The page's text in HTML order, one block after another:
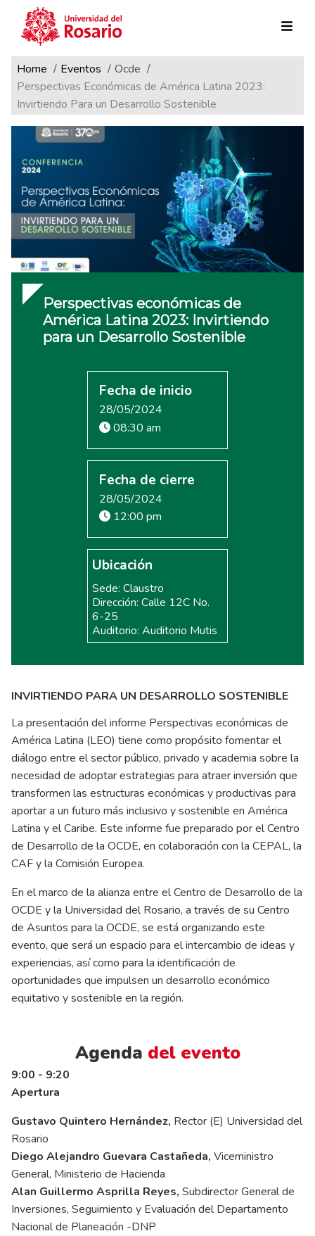
Pasar al contenido principal
Ruta de navegación
Home Eventos
Ocde
Perspectivas Económicas de América Latina 2023:
Invirtiendo Para un Desarrollo Sostenible
Perspectivas económicas de
América Latina 2023: Invirtiendo
para un Desarrollo Sostenible
Fecha de inicio
28/05/2024
08:30 am
Fecha de cierre
28/05/2024
12:00 pm
Ubicación
Sede: Claustro
Dirección: Calle 12C No.
6-25
Auditorio: Auditorio Mutis
INVIRTIENDO PARA UN DESARROLLO SOSTENIBLE
La presentación del informe Perspectivas económicas de
América Latina (LEO) tiene como propósito fomentar el
diálogo entre el sector público, privado y academia sobre la
necesidad de adoptar estrategias para atraer inversión que
transformen las estructuras económicas y productivas para
aportar a un futuro más inclusivo y sostenible en América
Latina y el Caribe. Este informe fue preparado por el Centro
de Desarrollo de la OCDE, en colaboración con la CEPAL, la
CAF y la Comisión Europea.
En el marco de la alianza entre el Centro de Desarrollo de la
OCDE y la Universidad del Rosario, a través de su Centro
de Asuntos para la OCDE, se está organizando este
evento, que será un espacio para el intercambio de ideas y
experiencias, así como para la identificación de
oportunidades que impulsen un desarrollo económico
equitativo y sostenible en la región.
Agenda del evento
9:00 - 9:20
Apertura
Gustavo Quintero Hernández, Rector (E) Universidad del
Rosario
Diego Alejandro Guevara Castañeda, Viceministro
General, Ministerio de Hacienda
Alan Guillermo Asprilla Reyes, Subdirector General de
Inversiones, Seguimiento y Evaluación del Departamento
Nacional de Planeación -DNP